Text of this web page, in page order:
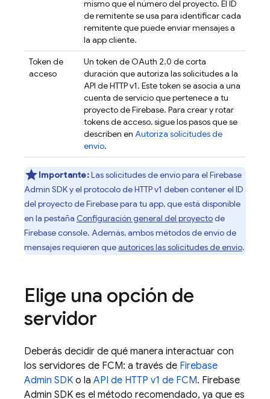
mismo que el número del proyecto. El ID
de remitente se usa para identificar cada
remitente que puede enviar mensajes a
la app cliente.
Token de
acceso
Un token de OAuth 2.0 de corta
duración que autoriza las solicitudes a la
API de HTTP v1. Este token se asocia a una
cuenta de servicio que pertenece a tu
proyecto de Firebase. Para crear y rotar
tokens de acceso, sigue los pasos que se
describen en Autoriza solicitudes de
envío.
Importante:Las solicitudes de envío para el Firebase
Admin SDKy el protocolo de HTTP v1 deben contener el ID
del proyecto de Firebase para tu app, que está disponible
en la pestaña Configuración general del proyectode
Firebaseconsole. Además, ambos métodos de envío de
mensajes requieren queautorices las solicitudes de envío.
Elige una opción de
servidor
Deberás decidir de qué manera interactuar con
los servidores de FCM: a través de Firebase
Admin SDK o la API de HTTP v1 de FCM. Firebase
Admin SDK es el método recomendado, ya que es